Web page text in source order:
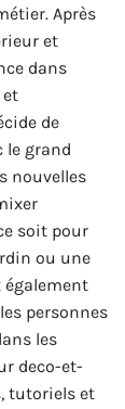
Après
et
dans
et
de
le grand
nouvelles
soit pour
ou une
également
personnes
les
deco-et-
tutoriels et